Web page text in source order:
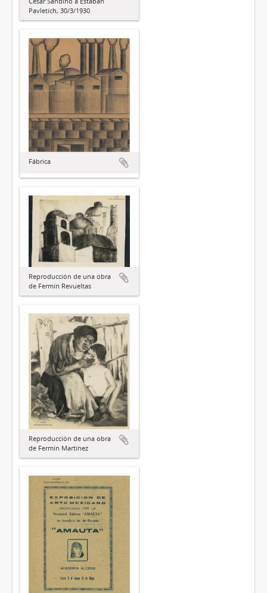
Pavletich, 30/3/1930
Fábrica
Reproducción de una obra
de Fermín Revueltas
Reproducción de una obra
de Fermín Martínez